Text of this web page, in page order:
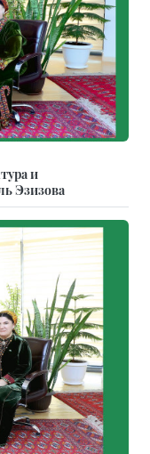
и
Эзизова